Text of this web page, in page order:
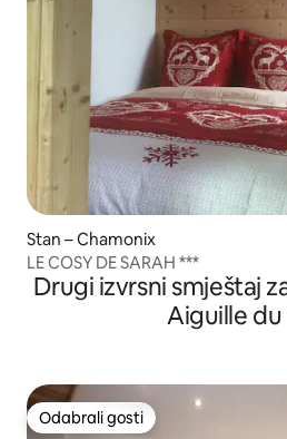
Stan – Chamonix
LE COSY DE SARAH ***
Drugi izvrsni smještaj
Aiguille du
Odabrali gosti
Odabrali gosti